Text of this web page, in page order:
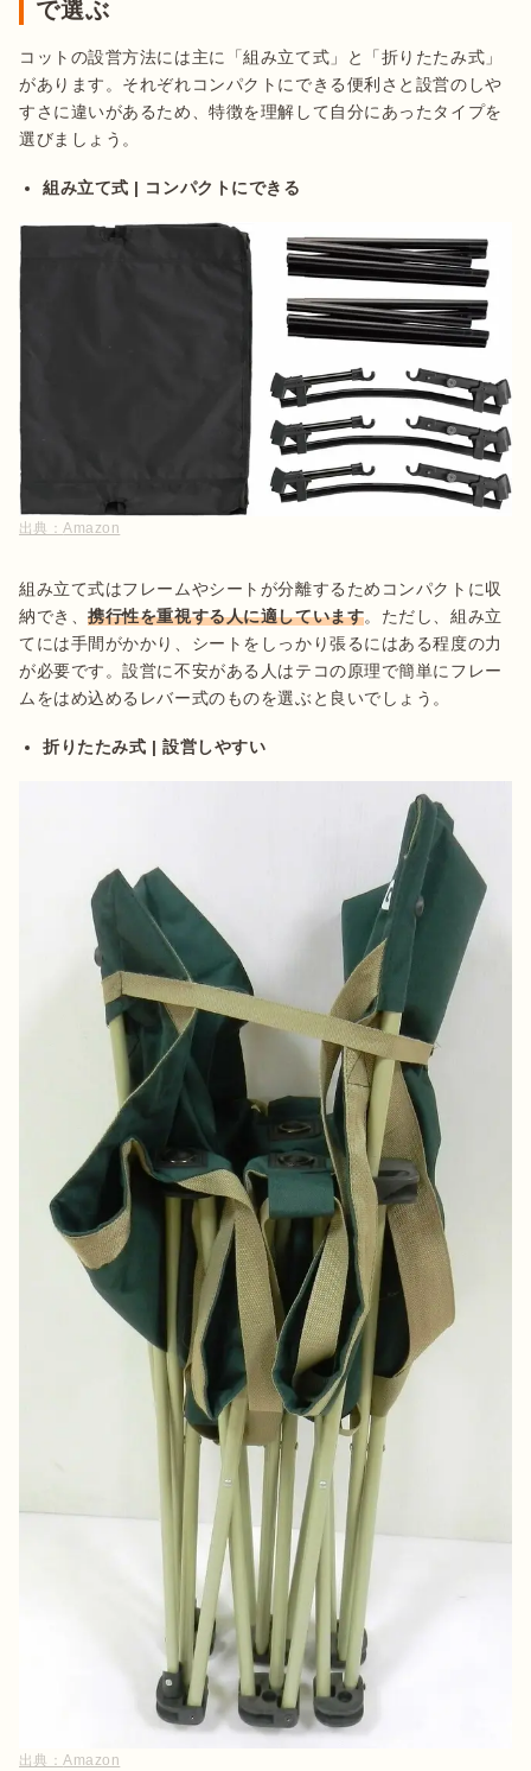
で選ぶ
コットの設営方法には主に「組み立て式」と「折りたたみ式」
があります。それぞれコンパクトにできる便利さと設営のしや
すさに違いがあるため、特徴を理解して自分にあったタイプを
選びましょう。
組み立て式 | コンパクトにできる
出典：Amazon
組み立て式はフレームやシートが分離するためコンパクトに収
納でき、携行性を重視する人に適しています。ただし、組み立
てには手間がかかり、シートをしっかり張るにはある程度の力
が必要です。設営に不安がある人はテコの原理で簡単にフレー
ムをはめ込めるレバー式のものを選ぶと良いでしょう。
折りたたみ式 | 設営しやすい
出典：Amazon